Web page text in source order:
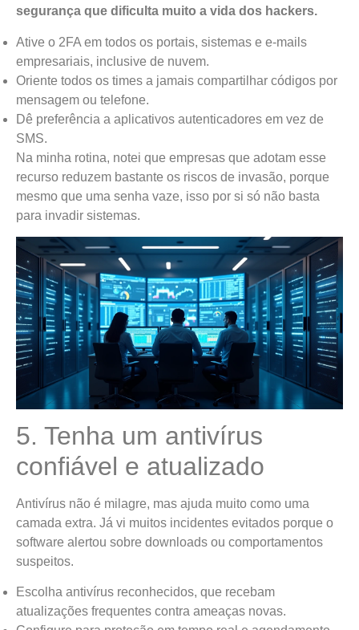
segurança que dificulta muito a vida dos hackers.
Ative o 2FA em todos os portais, sistemas e e-mails
empresariais, inclusive de nuvem.
Oriente todos os times a jamais compartilhar códigos por
mensagem ou telefone.
Dê preferência a aplicativos autenticadores em vez de
SMS.
Na minha rotina, notei que empresas que adotam esse
recurso reduzem bastante os riscos de invasão, porque
mesmo que uma senha vaze, isso por si só não basta
para invadir sistemas.
5. Tenha um antivírus
confiável e atualizado
Antivírus não é milagre, mas ajuda muito como uma
camada extra. Já vi muitos incidentes evitados porque o
software alertou sobre downloads ou comportamentos
suspeitos.
Escolha antivírus reconhecidos, que recebam
atualizações frequentes contra ameaças novas.